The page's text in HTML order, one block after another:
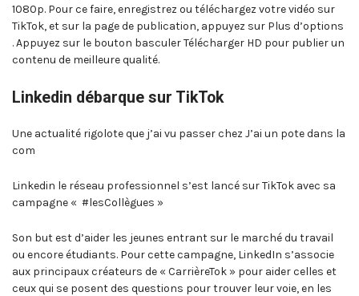
1080p. Pour ce faire, enregistrez ou téléchargez votre vidéo sur
TikTok, et sur la page de publication, appuyez sur Plus d’options
. Appuyez sur le bouton basculer Télécharger HD pour publier un
contenu de meilleure qualité.
Linkedin débarque sur TikTok
Une actualité rigolote que j’ai vu passer chez J’ai un pote dans la
com
Linkedin le réseau professionnel s’est lancé sur TikTok avec sa
campagne « #lesCollègues »
Son but est d’aider les jeunes entrant sur le marché du travail
ou encore étudiants. Pour cette campagne, LinkedIn s’associe
aux principaux créateurs de « CarrièreTok » pour aider celles et
ceux qui se posent des questions pour trouver leur voie, en les